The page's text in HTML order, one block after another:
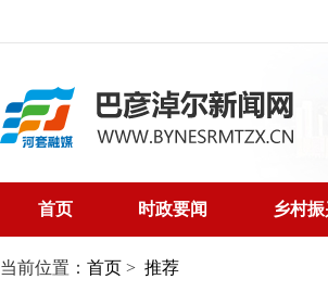
首页 时政要闻 乡村
当前位置： 首页 > 推荐